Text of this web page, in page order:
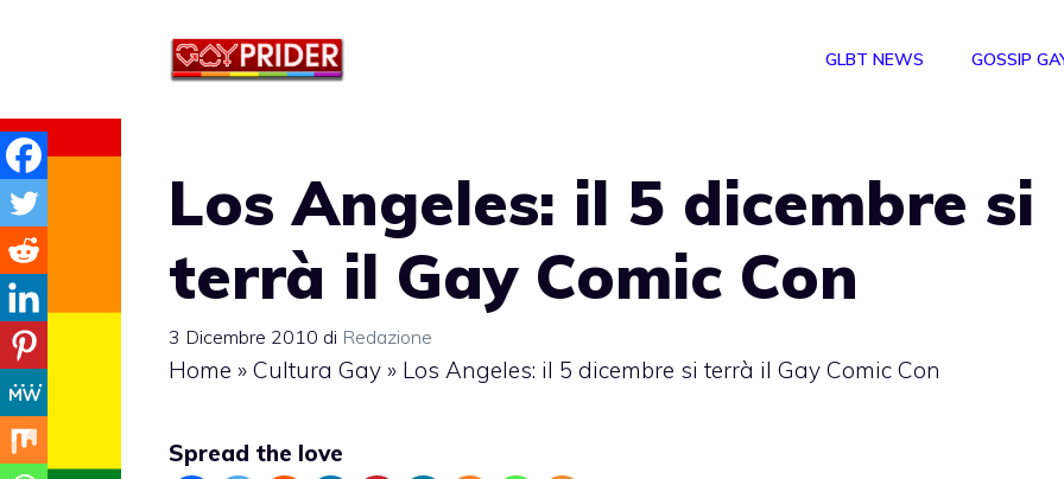
GLBT NEWS GOSSIP
Los Angeles: il 5 dicembre si
terrà il Gay Comic Con
3 Dicembre 2010 di Redazione
Home » Cultura Gay » Los Angeles: il 5 dicembre si terrà il Gay Comic Con
Spread the love